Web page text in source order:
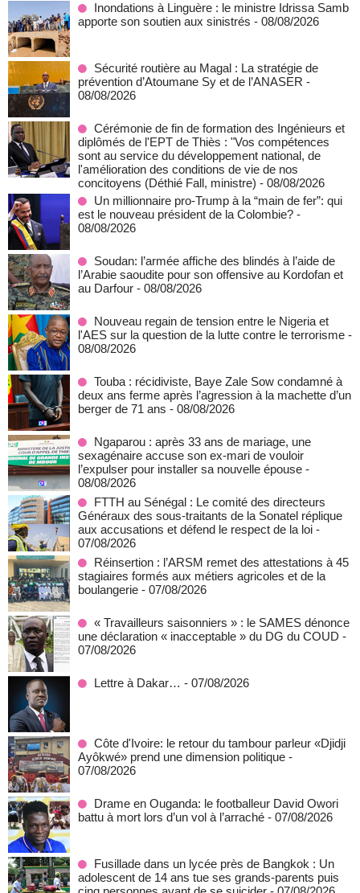
Inondations à Linguère : le ministre Idrissa Samb
apporte son soutien aux sinistrés - 08/08/2026
Sécurité routière au Magal : La stratégie de
prévention d’Atoumane Sy et de l’ANASER -
08/08/2026
Cérémonie de fin de formation des Ingénieurs et
diplômés de l'EPT de Thiès : "Vos compétences
sont au service du développement national, de
l'amélioration des conditions de vie de nos
concitoyens (Déthié Fall, ministre) - 08/08/2026
Un millionnaire pro-Trump à la “main de fer”: qui
est le nouveau président de la Colombie? -
08/08/2026
Soudan: l’armée affiche des blindés à l’aide de
l’Arabie saoudite pour son offensive au Kordofan et
au Darfour - 08/08/2026
Nouveau regain de tension entre le Nigeria et
l'AES sur la question de la lutte contre le terrorisme -
08/08/2026
Touba : récidiviste, Baye Zale Sow condamné à
deux ans ferme après l’agression à la machette d’un
berger de 71 ans - 08/08/2026
Ngaparou : après 33 ans de mariage, une
sexagénaire accuse son ex-mari de vouloir
l’expulser pour installer sa nouvelle épouse -
08/08/2026
FTTH au Sénégal : Le comité des directeurs
Généraux des sous-traitants de la Sonatel réplique
aux accusations et défend le respect de la loi -
07/08/2026
Réinsertion : l’ARSM remet des attestations à 45
stagiaires formés aux métiers agricoles et de la
boulangerie - 07/08/2026
« Travailleurs saisonniers » : le SAMES dénonce
une déclaration « inacceptable » du DG du COUD -
07/08/2026
Lettre à Dakar… - 07/08/2026
Côte d'Ivoire: le retour du tambour parleur «Djidji
Ayôkwé» prend une dimension politique -
07/08/2026
Drame en Ouganda: le footballeur David Owori
battu à mort lors d’un vol à l’arraché - 07/08/2026
Fusillade dans un lycée près de Bangkok : Un
adolescent de 14 ans tue ses grands-parents puis